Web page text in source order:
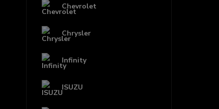
Chevrolet
Chrysler
Infinity
ISUZU